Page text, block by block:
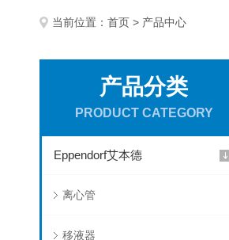
当前位置： 首页 > 产品中心
产品分类
PRODUCT CATEGORY
Eppendorf艾本德
离心管
移液器